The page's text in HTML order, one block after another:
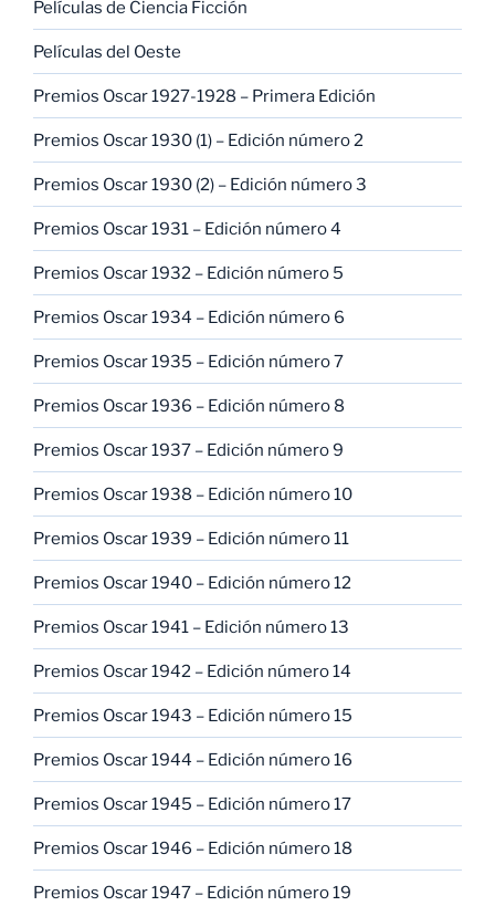
Películas de Ciencia Ficción
Películas del Oeste
Premios Oscar 1927-1928 – Primera Edición
Premios Oscar 1930 (1) – Edición número 2
Premios Oscar 1930 (2) – Edición número 3
Premios Oscar 1931 – Edición número 4
Premios Oscar 1932 – Edición número 5
Premios Oscar 1934 – Edición número 6
Premios Oscar 1935 – Edición número 7
Premios Oscar 1936 – Edición número 8
Premios Oscar 1937 – Edición número 9
Premios Oscar 1938 – Edición número 10
Premios Oscar 1939 – Edición número 11
Premios Oscar 1940 – Edición número 12
Premios Oscar 1941 – Edición número 13
Premios Oscar 1942 – Edición número 14
Premios Oscar 1943 – Edición número 15
Premios Oscar 1944 – Edición número 16
Premios Oscar 1945 – Edición número 17
Premios Oscar 1946 – Edición número 18
Premios Oscar 1947 – Edición número 19